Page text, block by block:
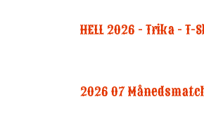
HELL 2026 - Trika - T-
2026 07